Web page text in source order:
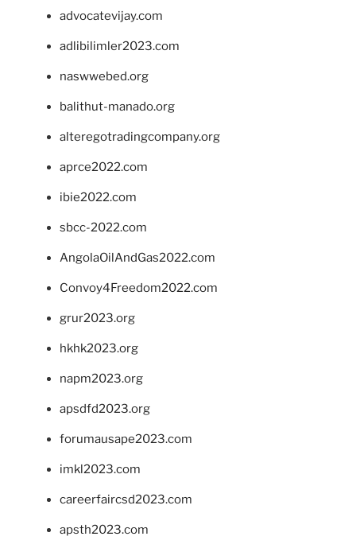
advocatevijay.com
adlibilimler2023.com
naswwebed.org
balithut-manado.org
alteregotradingcompany.org
aprce2022.com
ibie2022.com
sbcc-2022.com
AngolaOilAndGas2022.com
Convoy4Freedom2022.com
grur2023.org
hkhk2023.org
napm2023.org
apsdfd2023.org
forumausape2023.com
imkl2023.com
careerfaircsd2023.com
apsth2023.com